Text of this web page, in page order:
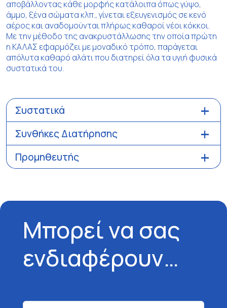
αποβάλλοντας κάθε μορφής κατάλοιπα όπως γύψο,
άμμο, ξένα σώματα κλπ., γίνεται εξευγενισμός σε κενό
αέρος και αναδομούνται πλήρως καθαροί νέοι κόκκοι.
Με την μέθοδο της ανακρυστάλλωσης την οποία πρώτη
η ΚΑΛΑΣ εφαρμόζει με μοναδικό τρόπο, παράγεται
απόλυτα καθαρό αλάτι που διατηρεί όλα τα υγιή φυσικά
συστατικά του.
Συστατικά
Συνθήκες Διατήρησης
Προμηθευτής
Μπορεί να σας
ενδιαφέρουν…